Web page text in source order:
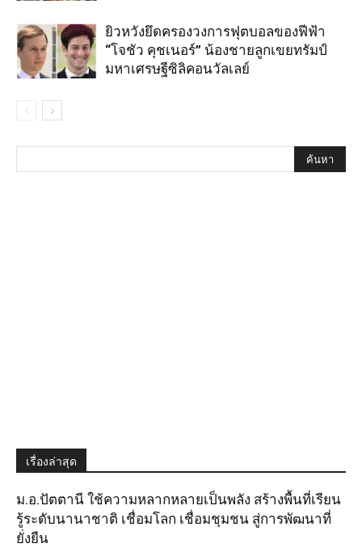
ยิวหวังยึดครองวงการฟุตบอลของฟีฟ้า
“โจชัว คุชเนอร์” น้องชายลูกเขยทรัมป์
มหาเศรษฐีซิลิคอนวัลเลย์
เรื่องล่าสุด
ม.อ.ปัตตานี ใช้ความหลากหลายเป็นพลัง สร้างพื้นที่เรียน
รู้ระดับนานาชาติ เชื่อมโลก เชื่อมชุมชน สู่การพัฒนาที่
ยั่งยืน